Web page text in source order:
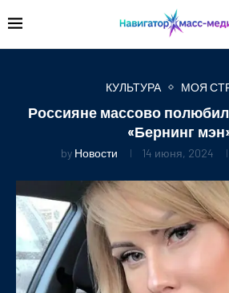
КУЛЬТУРА МОЯ
Россияне массово
«Бернинг
by Новости 14 июня, 2024